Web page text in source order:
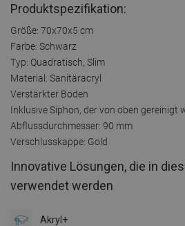
Produktspezifikation:
Größe: 70x70x5 cm
Farbe: Schwarz
Typ: Quadratisch, Slim
Material: Sanitäracryl
Verstärkter Boden
Inklusive Siphon, der von oben gereinigt
Abflussdurchmesser: 90 mm
Verschlusskappe: Gold
Innovative Lösungen, die in
verwendet werden
Akryl+